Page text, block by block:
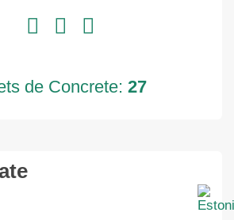
de Concrete: 27